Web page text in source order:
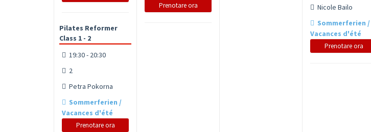
Pilates Reformer
Class 1 - 2
19:30 - 20:30
2
Petra Pokorna
Sommerferien /
Vacances d'été
Prenotare ora
Prenotare ora
Nicole Bailo
Sommerferien /
Vacances d'été
Prenotare ora